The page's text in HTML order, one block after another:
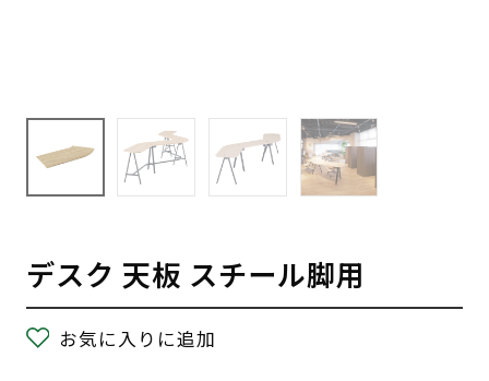
デスク 天板 スチール脚用
お気に入りに追加